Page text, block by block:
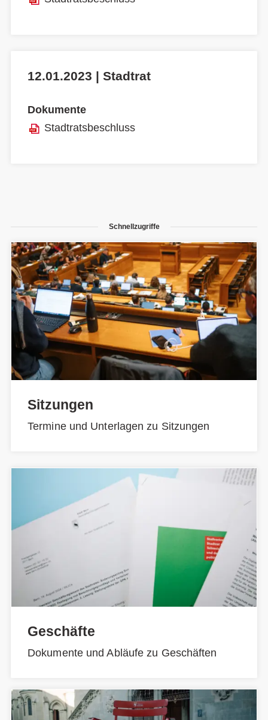
12.01.2023 | Stadtrat
Dokumente
Stadtratsbeschluss
Schnellzugriffe
Sitzungen
Termine und Unterlagen zu Sitzungen
Geschäfte
Dokumente und Abläufe zu Geschäften